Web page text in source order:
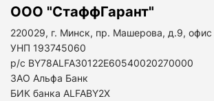
ООО "СтаффГарант"
220029, г. Минск, пр. Машерова, д.9, офис
УНП 193745060
р/с BY78ALFA30122E60540020270000
ЗАО Альфа Банк
БИК банка ALFABY2X